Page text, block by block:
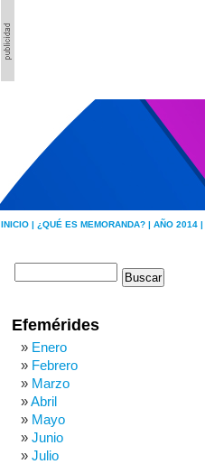
INICIO | ¿QUÉ ES MEMORANDA? | AÑO 2014 |
Efemérides
Enero
Febrero
Marzo
Abril
Mayo
Junio
Julio